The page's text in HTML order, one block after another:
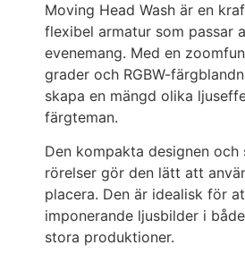
Moving Head Wash är en
flexibel armatur som passar
evenemang. Med en
grader och RGBW-
skapa en mängd olika
färgteman.
Den kompakta designen och
rörelser gör den lätt att
placera. Den är idealisk för
imponerande ljusbilder i
stora produktioner.